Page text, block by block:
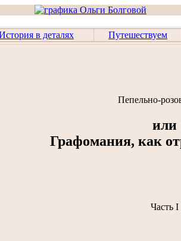
в деталях Путешествуем
Пепельно-
или
Графомания, как
Часть I